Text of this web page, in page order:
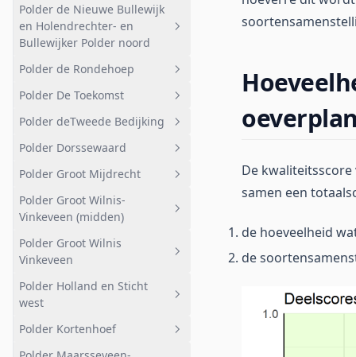
Deelgebied 3
Deelgebied 4
Deelgebied 5
Landelijk
Stedelijk
Natuur
Kassen
Geheel afwateringsgebied
West
Oost
Polder de Nieuwe Bullewijk
en Holendrechter- en
Bullewijker Polder noord
Geheel afwateringsgebied
Ouderkerkerplas
Korte Dwarsweg
Ouderkerk aan de Amstel
Bullewijk en AMC
Golfterrein
Bullewijker Polder noord
Polder de Rondehoep
Geheel afwateringsgebied
Bemalen gebied
Zuid-west
Noord-west
Noord-oost
Ouderkerk aan de Amstel
Polder De Toekomst
Geheel afwateringsgebied
Polder De Toekomst
Polder deTweede Bedijking
Geheel afwateringsgebied
Polder deTweede Bedijking
Polder Dorssewaard
Geheel afwateringsgebied
Polder Dorssewaard
Polder Groot Mijdrecht
Geheel afwateringsgebied
Natuurreservaat
Botshol West
Stedelijk
Veldweg
Polder Groot Wilnis-
Vinkeveen (midden)
Geheel afwateringsgebied
West
Polder Groot Wilnis
Vinkeveen
Geheel afwateringsgebied
Polder Holland en Sticht
west
Geheel afwateringsgebied
Polder Kortenhoef
De
samen een
de hoeveelheid
de